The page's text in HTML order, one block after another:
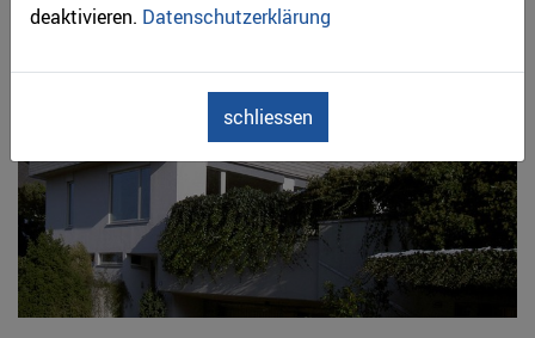
deaktivieren. Datenschutzerklärung
schliessen